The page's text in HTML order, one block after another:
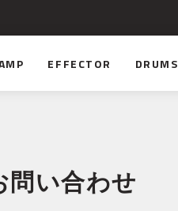
EFFECTOR DRUMS
問い合わせ